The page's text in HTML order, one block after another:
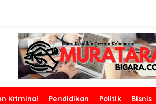
Kriminal Pendidikan Politik Bisnis